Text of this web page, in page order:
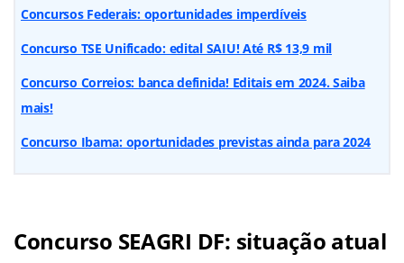
Concursos Federais: oportunidades imperdíveis
Concurso TSE Unificado: edital SAIU! Até R$ 13,9 mil
Concurso Correios: banca definida! Editais em 2024. Saiba
mais!
Concurso Ibama: oportunidades previstas ainda para 2024
Concurso SEAGRI DF: situação atual